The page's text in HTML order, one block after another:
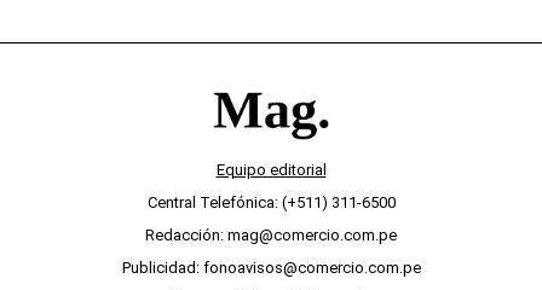
Equipo editorial
Central Telefónica: (+511) 311-6500
Redacción: mag@comercio.com.pe
Publicidad: fonoavisos@comercio.com.pe